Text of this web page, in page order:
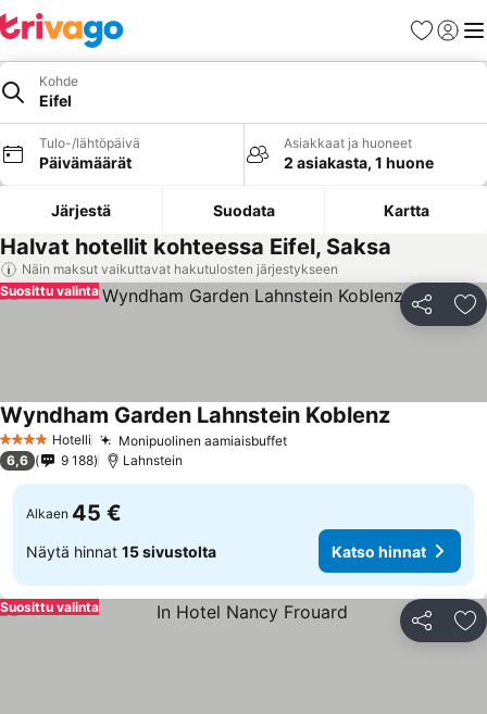
Suosikit
Kohde
Eifel
Tulo-/lähtöpäivä
Päivämäärät
Asiakkaat ja huoneet
2 asiakasta, 1 huone
Järjestä Suodata Kartta
Halvat hotellit kohteessa Eifel, Saksa
Näin maksut vaikuttavat hakutulosten järjestykseen
Jaa
Suosittu valinta
4 Tähtiluokitus
Hotelli Monipuolinen aamiaisbuffetKatso hinnat
Wyndham Garden Lahnstein KoblenzKatso
6,6 9 188 Lahnstein
Alkaen 45 €
Näytä hinnat 15 sivustolta Katso hinnat
Jaa
Suosittu valinta